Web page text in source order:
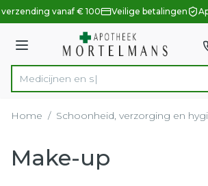
Ga naar de inhoud
1 van 1vanaf € 100 Veilige betalingen
Menu
Product, merk, categorie...
Home / Schoonheid, verzorging en
Make-up